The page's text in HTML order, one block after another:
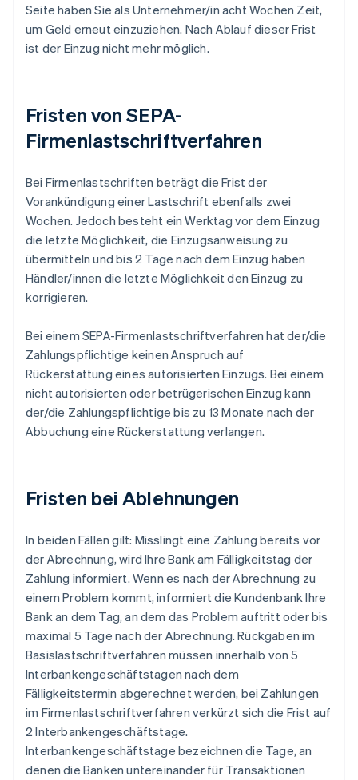
Seite haben Sie als Unternehmer/in acht Wochen Zeit,
um Geld erneut einzuziehen. Nach Ablauf dieser Frist
ist der Einzug nicht mehr möglich.
Fristen von SEPA-
Firmenlastschriftverfahren
Bei Firmenlastschriften beträgt die Frist der
Vorankündigung einer Lastschrift ebenfalls zwei
Wochen. Jedoch besteht ein Werktag vor dem Einzug
die letzte Möglichkeit, die Einzugsanweisung zu
übermitteln und bis 2 Tage nach dem Einzug haben
Händler/innen die letzte Möglichkeit den Einzug zu
korrigieren.
Bei einem SEPA-Firmenlastschriftverfahren hat der/die
Zahlungspflichtige keinen Anspruch auf
Rückerstattung eines autorisierten Einzugs. Bei einem
nicht autorisierten oder betrügerischen Einzug kann
der/die Zahlungspflichtige bis zu 13 Monate nach der
Abbuchung eine Rückerstattung verlangen.
Fristen bei Ablehnungen
In beiden Fällen gilt: Misslingt eine Zahlung bereits vor
der Abrechnung, wird Ihre Bank am Fälligkeitstag der
Zahlung informiert. Wenn es nach der Abrechnung zu
einem Problem kommt, informiert die Kundenbank Ihre
Bank an dem Tag, an dem das Problem auftritt oder bis
maximal 5 Tage nach der Abrechnung. Rückgaben im
Basislastschriftverfahren müssen innerhalb von 5
Interbankengeschäftstagen nach dem
Fälligkeitstermin abgerechnet werden, bei Zahlungen
im Firmenlastschriftverfahren verkürzt sich die Frist auf
2 Interbankengeschäftstage.
Interbankengeschäftstage bezeichnen die Tage, an
denen die Banken untereinander für Transaktionen